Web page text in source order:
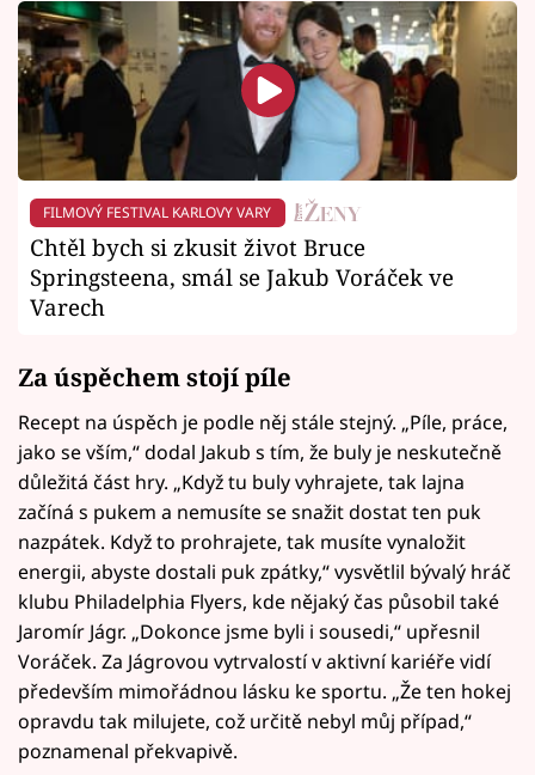
FILMOVÝ FESTIVAL KARLOVY VARY
Chtěl bych si zkusit život Bruce
Springsteena, smál se Jakub Voráček ve
Varech
Za úspěchem stojí píle
Recept na úspěch je podle něj stále stejný. „Píle, práce,
jako se vším,“ dodal Jakub s tím, že buly je neskutečně
důležitá část hry. „Když tu buly vyhrajete, tak lajna
začíná s pukem a nemusíte se snažit dostat ten puk
nazpátek. Když to prohrajete, tak musíte vynaložit
energii, abyste dostali puk zpátky,“ vysvětlil bývalý hráč
klubu Philadelphia Flyers, kde nějaký čas působil také
Jaromír Jágr. „Dokonce jsme byli i sousedi,“ upřesnil
Voráček. Za Jágrovou vytrvalostí v aktivní kariéře vidí
především mimořádnou lásku ke sportu. „Že ten hokej
opravdu tak milujete, což určitě nebyl můj případ,“
poznamenal překvapivě.